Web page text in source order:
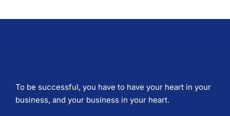
To be successful, you have to have your heart in your
business, and your business in your heart.